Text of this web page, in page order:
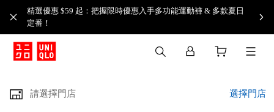
精選優惠 $59 起：把握限時優惠入手多功能運動褲 & 多款夏日
定番！​
請選擇門店 選擇門店